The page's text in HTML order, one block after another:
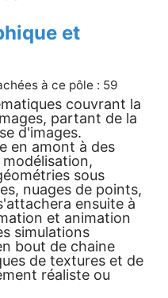
et
à ce pôle : 59
couvrant la
partant de la
d'images.
en amont à des
sous
nuages de points,
ensuite à
et animation
simulations
bout de chaine
de textures et de
réaliste ou